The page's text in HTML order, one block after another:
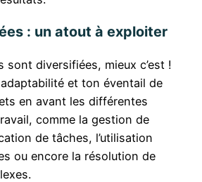
: un atout à exploiter
sont diversifiées, mieux c’est !
et ton éventail de
en avant les différentes
comme la gestion de
de tâches, l’utilisation
ou encore la résolution de